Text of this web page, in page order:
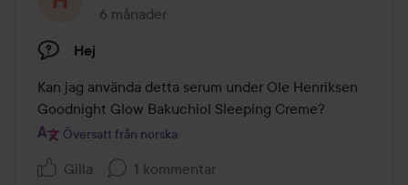
6 månader
Inlägget skapades 6 månader
Hej
Kan jag använda detta serum under Ole Henriksen
Goodnight Glow Bakuchiol Sleeping Creme?
Översatt från norska
Gilla 1 kommentar